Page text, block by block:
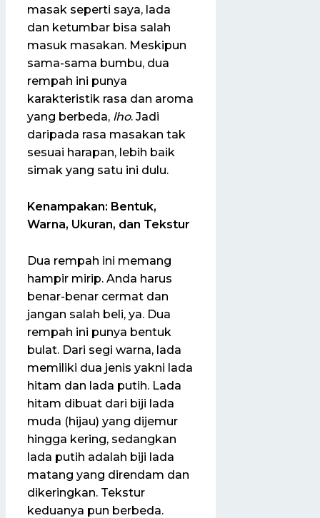
masak seperti saya, lada
dan ketumbar bisa salah
masuk masakan. Meskipun
sama-sama bumbu, dua
rempah ini punya
karakteristik rasa dan aroma
yang berbeda, lho. Jadi
daripada rasa masakan tak
sesuai harapan, lebih baik
simak yang satu ini dulu.
Kenampakan: Bentuk,
Warna, Ukuran, dan Tekstur
Dua rempah ini memang
hampir mirip. Anda harus
benar-benar cermat dan
jangan salah beli, ya. Dua
rempah ini punya bentuk
bulat. Dari segi warna, lada
memiliki dua jenis yakni lada
hitam dan lada putih. Lada
hitam dibuat dari biji lada
muda (hijau) yang dijemur
hingga kering, sedangkan
lada putih adalah biji lada
matang yang direndam dan
dikeringkan. Tekstur
keduanya pun berbeda.